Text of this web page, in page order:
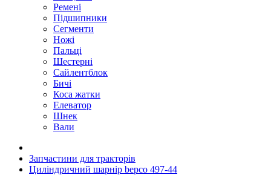
Ремені
Підшипники
Сегменти
Ножі
Пальці
Шестерні
Сайлентблок
Бичі
Коса жатки
Елеватор
Шнек
Вали
Запчастини для тракторів
Циліндричний шарнір bepco 497-44